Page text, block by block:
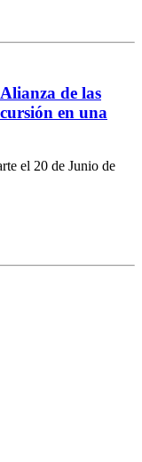
de las
en una
el 20 de Junio de